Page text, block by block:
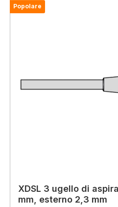
Popolare
XDSL 3 ugello di
mm, esterno 2,3 mm